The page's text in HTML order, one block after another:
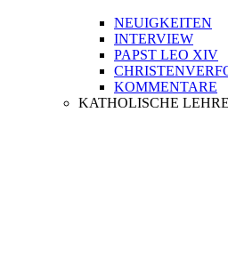
NEUIGKEITEN
INTERVIEW
PAPST LEO XIV
KOMMENTARE
KATHOLISCHE LEHRE